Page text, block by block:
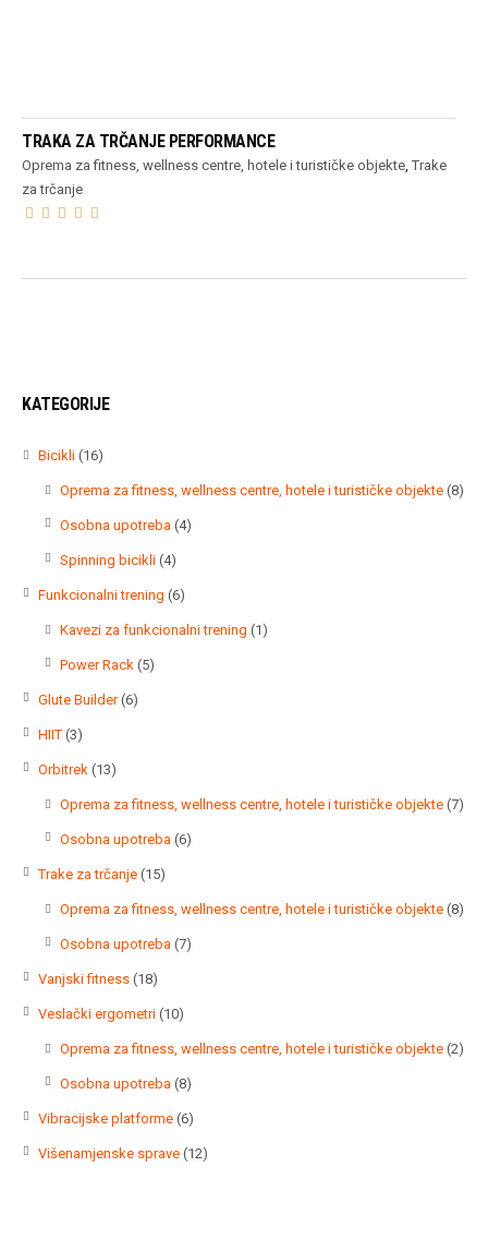
TRAKA ZA TRČANJE PERFORMANCE
Oprema za fitness, wellness centre, hotele i turističke objekte ,Trake
za trčanje
KATEGORIJE
Bicikli 1616
Oprema za fitness, wellness centre, hotele i turističke objekte 88
Osobna upotreba 44
Spinning bicikli 44
Funkcionalni trening 66
Kavezi za funkcionalni trening 11
Power Rack 55
Glute Builder 66
HIIT 33
Orbitrek 1313
Oprema za fitness, wellness centre, hotele i turističke objekte 77
Osobna upotreba 66
Trake za trčanje 1515
Oprema za fitness, wellness centre, hotele i turističke objekte 88
Osobna upotreba 77
Vanjski fitness 1818
Veslački ergometri 1010
Oprema za fitness, wellness centre, hotele i turističke objekte 22
Osobna upotreba 88
Vibracijske platforme 66
Višenamjenske sprave 1212